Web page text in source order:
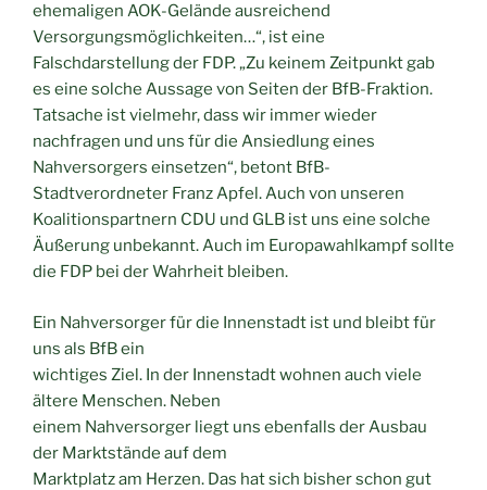
ehemaligen AOK-Gelände ausreichend
Versorgungsmöglichkeiten…“, ist eine
Falschdarstellung der FDP. „Zu keinem Zeitpunkt gab
es eine solche Aussage von Seiten der BfB-Fraktion.
Tatsache ist vielmehr, dass wir immer wieder
nachfragen und uns für die Ansiedlung eines
Nahversorgers einsetzen“, betont BfB-
Stadtverordneter Franz Apfel. Auch von unseren
Koalitionspartnern CDU und GLB ist uns eine solche
Äußerung unbekannt. Auch im Europawahlkampf sollte
die FDP bei der Wahrheit bleiben.
Ein Nahversorger für die Innenstadt ist und bleibt für
uns als BfB ein
wichtiges Ziel. In der Innenstadt wohnen auch viele
ältere Menschen. Neben
einem Nahversorger liegt uns ebenfalls der Ausbau
der Marktstände auf dem
Marktplatz am Herzen. Das hat sich bisher schon gut